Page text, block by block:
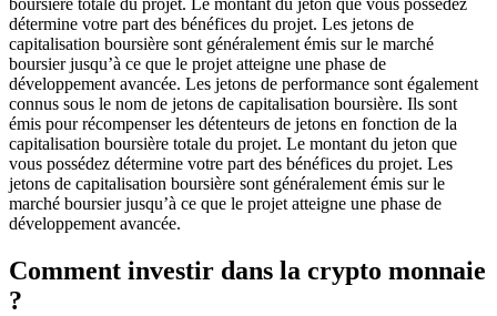
détermine votre part des bénéfices du projet. Les jetons de
capitalisation boursière sont généralement émis sur le marché
boursier jusqu’à ce que le projet atteigne une phase de
développement avancée. Les jetons de performance sont également
connus sous le nom de jetons de capitalisation boursière. Ils sont
émis pour récompenser les détenteurs de jetons en fonction de la
capitalisation boursière totale du projet. Le montant du jeton que
vous possédez détermine votre part des bénéfices du projet. Les
jetons de capitalisation boursière sont généralement émis sur le
marché boursier jusqu’à ce que le projet atteigne une phase de
développement avancée.
Comment investir dans la crypto monnaie
?